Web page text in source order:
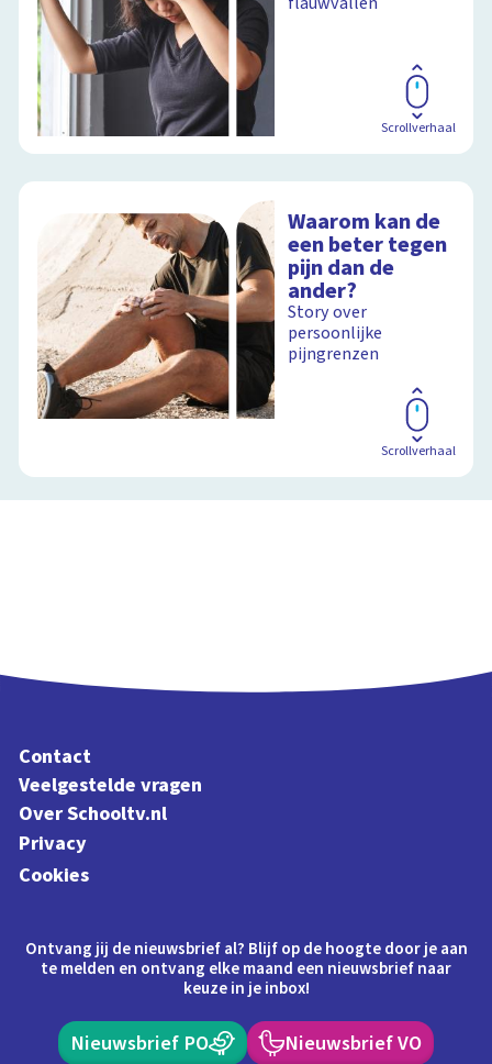
Scrollverhaal
Waarom kan de
een beter tegen
pijn dan de
ander?
Story over
persoonlijke
pijngrenzen
Scrollverhaal
Contact
Veelgestelde vragen
Over Schooltv.nl
Privacy
Cookies
Ontvang jij de nieuwsbrief al? Blijf op de hoogte door je aan
te melden en ontvang elke maand een nieuwsbrief naar
keuze in je inbox!
Nieuwsbrief PO Nieuwsbrief VO